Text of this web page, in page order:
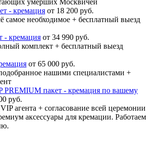
- кремация от 18 200 руб.
самое необходимое + бесплатный выезд
- кремация от 34 990 руб.
комплект + бесплатный выезд
от 65 000 руб.
нашими специалистами +
пакет - кремация по вашему
руб.
агента + согласование всей церемонии
аксессуары для кремации. Работаем